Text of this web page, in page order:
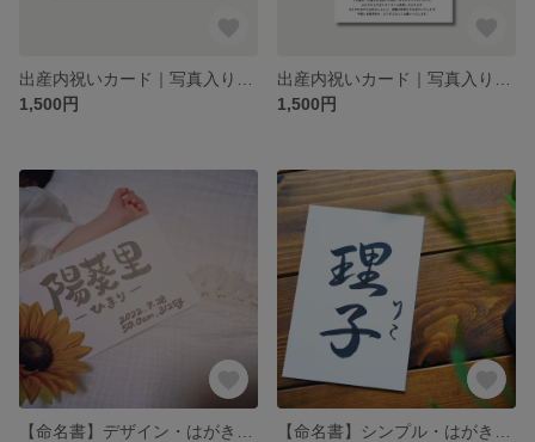
1,500円
1,500円